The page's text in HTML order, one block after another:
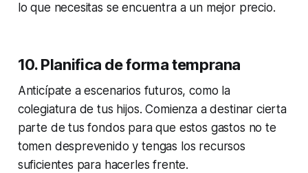
lo que necesitas se encuentra a un mejor precio.
10. Planifica de forma temprana
Anticípate a escenarios futuros, como la
colegiatura de tus hijos. Comienza a destinar cierta
parte de tus fondos para que estos gastos no te
tomen desprevenido y tengas los recursos
suficientes para hacerles frente.